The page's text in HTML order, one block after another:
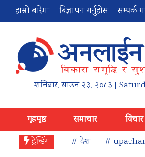
हाम्रो बारेमा बिज्ञापन गर्नुहोस सम्पर्क
शनिबार,साउन २३, २०८३ |
गृहपृष्ठ समाचार विचार
ट्रेन्डिंग
# देश # upachar